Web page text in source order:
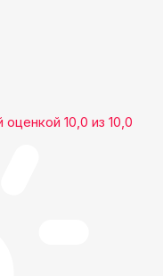
оценкой 10,0 из 10,0